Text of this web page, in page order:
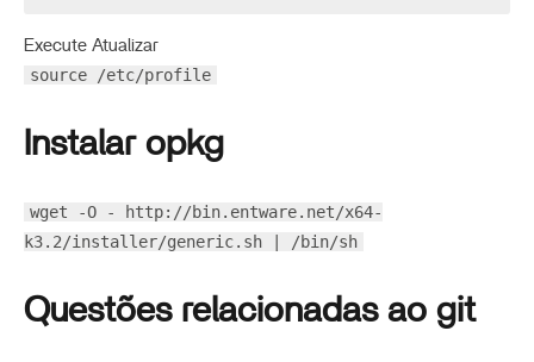
Execute Atualizar
source /etc/profile
Instalar opkg
wget -O - http://bin.entware.net/x64-
k3.2/installer/generic.sh | /bin/sh
Questões relacionadas ao git